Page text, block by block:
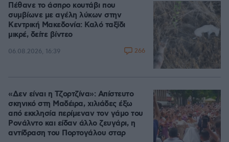
Πέθανε το άσπρο κουτάβι που
συμβίωνε με αγέλη λύκων στην
Κεντρική Μακεδονία: Καλό ταξίδι
μικρέ, δείτε βίντεο
06.08.2026, 16:39 266
«Δεν είναι η Τζορτζίνα»: Απίστευτο
σκηνικό στη Μαδέιρα, χιλιάδες έξω
από εκκλησία περίμεναν τον γάμο του
Ρονάλντο και είδαν άλλο ζευγάρι, η
αντίδραση του Πορτογάλου σταρ